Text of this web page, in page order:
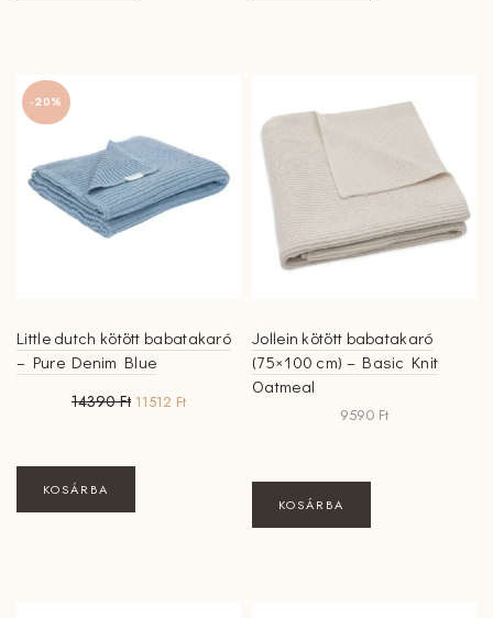
-20%
Little dutch kötött babatakaró
– Pure Denim Blue
14390Ft Original
14390 Ft.
11512 FtCurrent
KOSÁRBA
Jollein kötött babatakaró
(75×100 cm) – Basic Knit
Oatmeal
9590 Ft
KOSÁRBA